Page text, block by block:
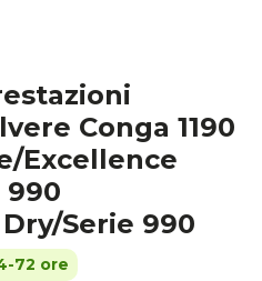
Conga 1190
Excellence
990
Serie 990
72 ore